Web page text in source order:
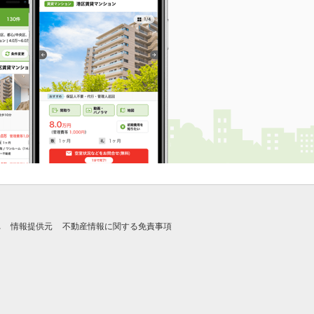
情報提供元 不動産情報に関する免責事項